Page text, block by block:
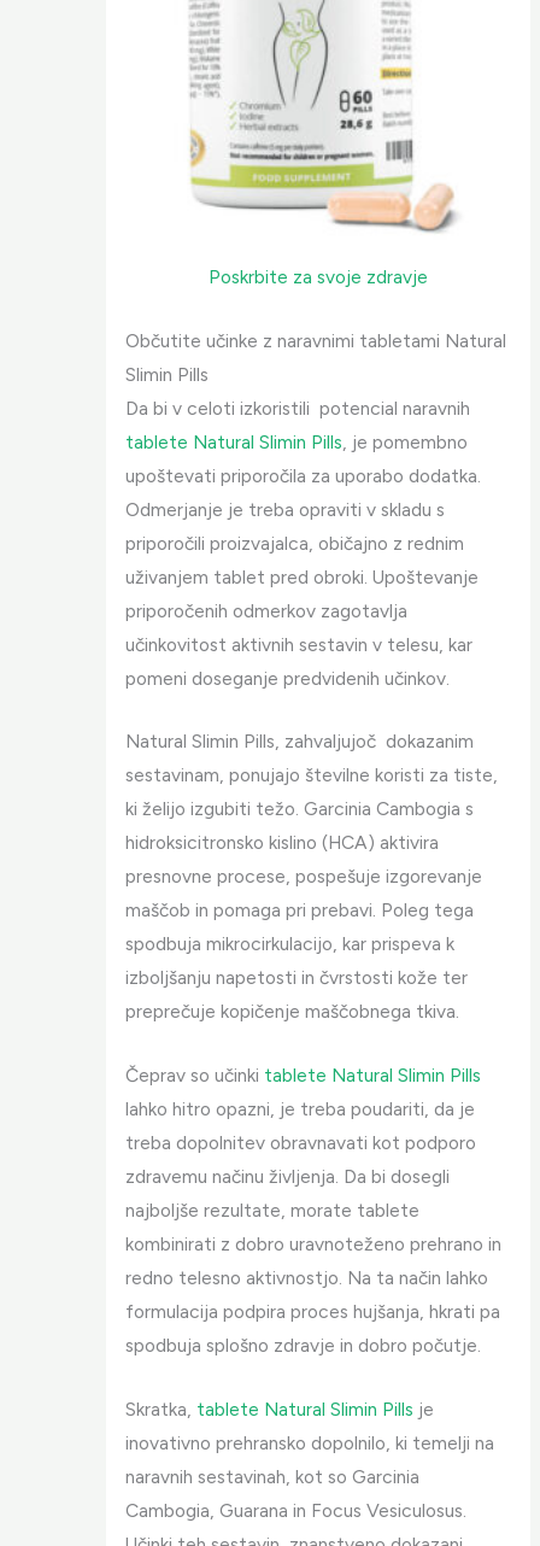
Poskrbite za svoje zdravje
Občutite učinke z naravnimi tabletami Natural
Slimin Pills
Da bi v celoti izkoristili potencial naravnih
tablete Natural Slimin Pills , je pomembno
upoštevati priporočila za uporabo dodatka.
Odmerjanje je treba opraviti v skladu s
priporočili proizvajalca, običajno z rednim
uživanjem tablet pred obroki. Upoštevanje
priporočenih odmerkov zagotavlja
učinkovitost aktivnih sestavin v telesu, kar
pomeni doseganje predvidenih učinkov.
Natural Slimin Pills, zahvaljujoč dokazanim
sestavinam, ponujajo številne koristi za tiste,
ki želijo izgubiti težo. Garcinia Cambogia s
hidroksicitronsko kislino (HCA) aktivira
presnovne procese, pospešuje izgorevanje
maščob in pomaga pri prebavi. Poleg tega
spodbuja mikrocirkulacijo, kar prispeva k
izboljšanju napetosti in čvrstosti kože ter
preprečuje kopičenje maščobnega tkiva.
Čeprav so učinki tablete Natural Slimin Pills
lahko hitro opazni, je treba poudariti, da je
treba dopolnitev obravnavati kot podporo
zdravemu načinu življenja. Da bi dosegli
najboljše rezultate, morate tablete
kombinirati z dobro uravnoteženo prehrano in
redno telesno aktivnostjo. Na ta način lahko
formulacija podpira proces hujšanja, hkrati pa
spodbuja splošno zdravje in dobro počutje.
Skratka, tablete Natural Slimin Pills je
inovativno prehransko dopolnilo, ki temelji na
naravnih sestavinah, kot so Garcinia
Cambogia, Guarana in Focus Vesiculosus.